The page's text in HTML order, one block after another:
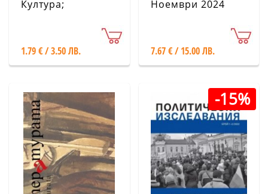
Култура;
1.79 € / 3.50 ЛВ.
Ноември 2024
7.67 € / 15.00 ЛВ.
-15%